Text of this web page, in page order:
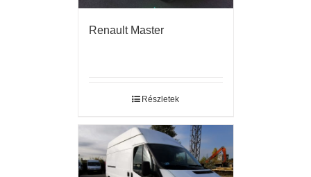
Renault Master
Részletek